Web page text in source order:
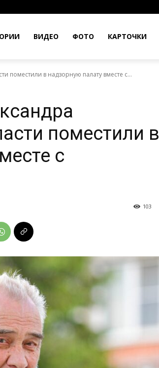
ВИДЕО ФОТО КАРТОЧКИ
поместили в надзорную палату вместе с...
поместили в
с
103